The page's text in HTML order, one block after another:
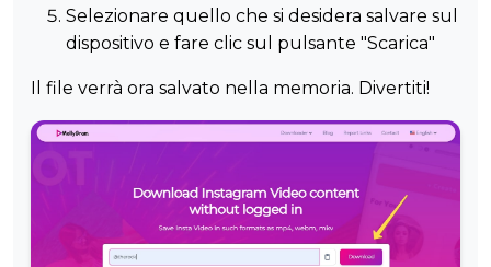
Selezionare quello che si desidera salvare sul
dispositivo e fare clic sul pulsante "Scarica"
Il file verrà ora salvato nella memoria. Divertiti!